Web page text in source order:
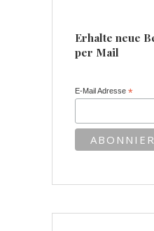
Erhalte neue
per Mail
E-Mail Adresse*